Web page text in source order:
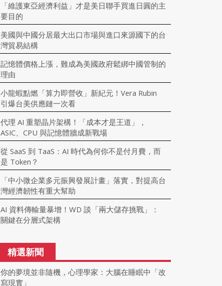
「維護東亞經濟利益」才是美日聯手買進日圓的主
要目的
美國與中國分居最大出口市場與進口來源國下的台
灣貿易結構
記憶體價格上漲，難成為美國政府鬆綁中國管制的
理由
小龍蝦點燃「算力即營收」新紀元！Vera Rubin
引爆台美供應鏈一次看
代理 AI 重塑晶片架構！「成本才是王道」，
ASIC、CPU 與記憶體牆成新戰場
從 SaaS 到 TaaS：AI 時代為何你不是付月費，而
是 Token？
「中小微企業多元振興發展計畫」落實，對提高台
灣經濟韌性有重大幫助
AI 資料傳輸量暴增！WD 談「兩大儲存挑戰」：
關鍵在分層式架構
精選新聞
你的夢境並非隨機，心理學家：大腦在睡眠中「改
寫現實」